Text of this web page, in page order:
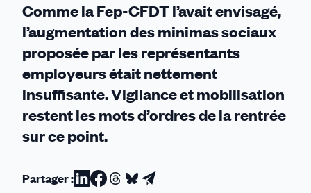
Comme la Fep-CFDT l’avait envisagé,
l’augmentation des minimas sociaux
proposée par les représentants
employeurs était nettement
insuffisante. Vigilance et mobilisation
restent les mots d’ordres de la rentrée
sur ce point.
Partager :Partager
Partager
Partager
Partager
Partager